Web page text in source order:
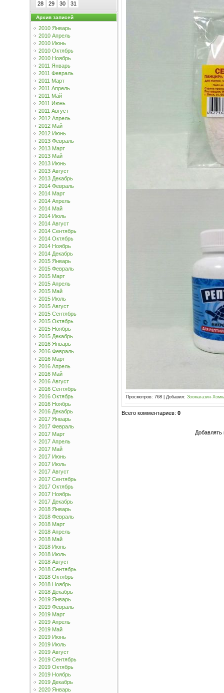
28
29 30 31
Архив записей
2010 Январь
2010 Апрель
2010 Июнь
2010 Октябрь
2010 Ноябрь
2011 Январь
2011 Февраль
2011 Март
2011 Апрель
2011 Май
2011 Июнь
2011 Август
2012 Апрель
2012 Май
2012 Июнь
2013 Февраль
2013 Март
2013 Май
2013 Июнь
2013 Август
2013 Декабрь
2014 Февраль
2014 Март
2014 Апрель
2014 Май
2014 Июль
2014 Август
2014 Сентябрь
2014 Октябрь
2014 Ноябрь
2014 Декабрь
2015 Январь
2015 Февраль
2015 Март
2015 Апрель
2015 Май
2015 Июль
2015 Август
2015 Сентябрь
2015 Октябрь
2015 Ноябрь
2015 Декабрь
2016 Январь
2016 Февраль
2016 Март
2016 Апрель
2016 Май
2016 Август
2016 Сентябрь
2016 Октябрь
2016 Ноябрь
2016 Декабрь
2017 Январь
2017 Февраль
2017 Март
2017 Апрель
2017 Май
2017 Июнь
2017 Июль
2017 Август
2017 Сентябрь
2017 Октябрь
2017 Ноябрь
2017 Декабрь
2018 Январь
2018 Февраль
2018 Март
2018 Апрель
2018 Май
2018 Июнь
2018 Июль
2018 Август
2018 Сентябрь
2018 Октябрь
2018 Ноябрь
2018 Декабрь
2019 Январь
2019 Февраль
2019 Март
2019 Апрель
2019 Май
2019 Июнь
2019 Июль
2019 Август
2019 Сентябрь
2019 Октябрь
2019 Ноябрь
2019 Декабрь
2020 Январь
Просмотров: 768| Добавил: Зоомагазин-
Всего комментариев: 0
Добавлять